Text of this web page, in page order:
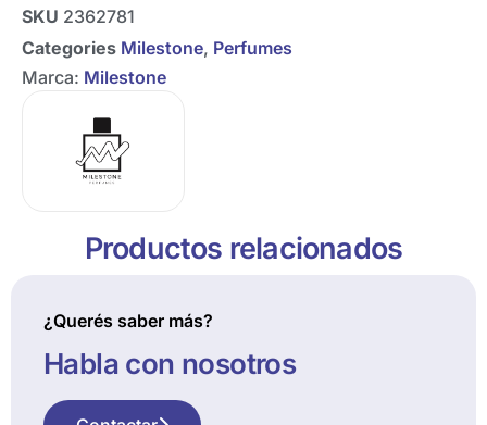
SKU 2362781
Categories Milestone, Perfumes
Marca: Milestone
Productos relacionados
¿Querés saber más?
Habla con nosotros